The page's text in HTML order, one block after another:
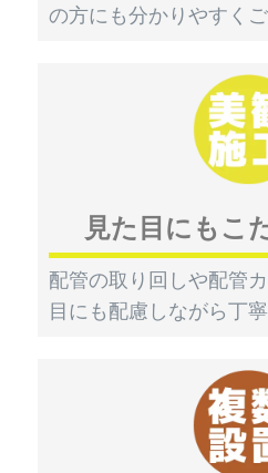
の方にも分かりやすく
見た目にもこ
配管の取り回しや配管
目にも配慮しながら丁